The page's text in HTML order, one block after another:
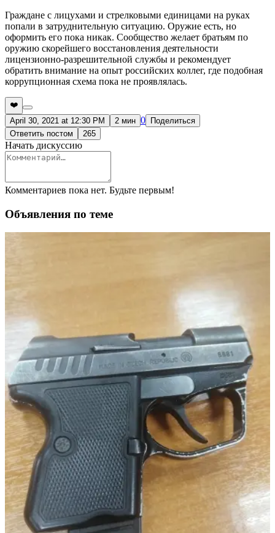
Граждане с лицухами и стрелковыми единицами на руках
попали в затруднительную ситуацию. Оружие есть, но
оформить его пока никак. Сообщество желает братьям по
оружию скорейшего восстановления деятельности
лицензионно-разрешительной службы и рекомендует
обратить внимание на опыт российских коллег, где подобная
коррупционная схема пока не проявлялась.
❤️
April 30, 2021 at 12:30 PM
2 мин 0
Поделиться
Ответить постом
265
Начать дискуссию
Комментариев пока нет. Будьте первым!
Объявления по теме